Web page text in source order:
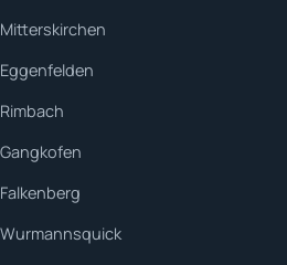
Mitterskirchen
Eggenfelden
Rimbach
Gangkofen
Falkenberg
Wurmannsquick